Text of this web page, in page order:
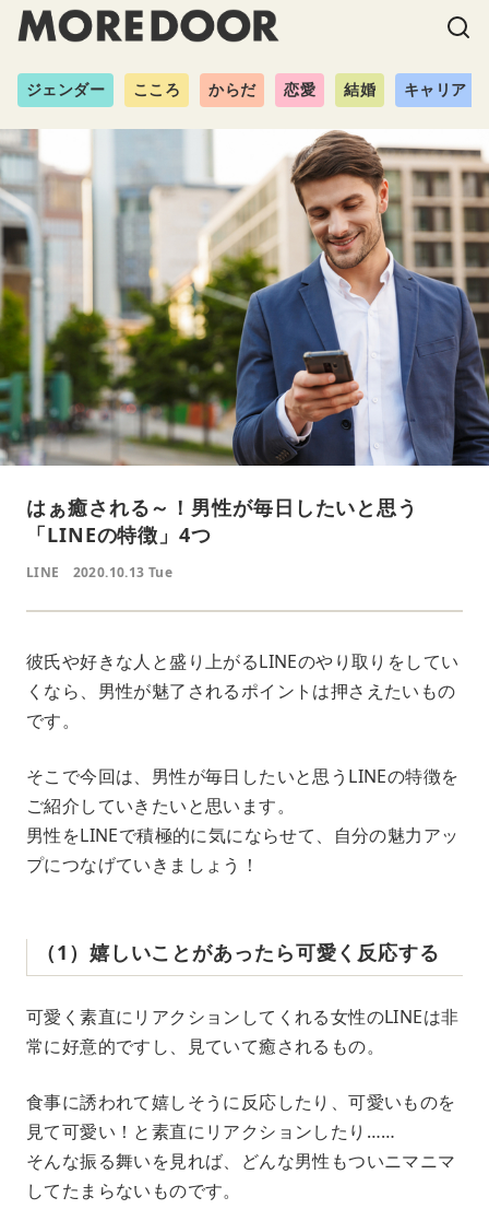
ジェンダー こころ からだ 恋愛 結婚 キャリア
はぁ癒される～！男性が毎日したいと思う
「LINEの特徴」4つ
LINE 2020.10.13 Tue
彼氏や好きな人と盛り上がるLINEのやり取りをしてい
くなら、男性が魅了されるポイントは押さえたいもの
です。
そこで今回は、男性が毎日したいと思うLINEの特徴を
ご紹介していきたいと思います。
男性をLINEで積極的に気にならせて、自分の魅力アッ
プにつなげていきましょう！
（1）嬉しいことがあったら可愛く反応する
可愛く素直にリアクションしてくれる女性のLINEは非
常に好意的ですし、見ていて癒されるもの。
食事に誘われて嬉しそうに反応したり、可愛いものを
見て可愛い！と素直にリアクションしたり……
そんな振る舞いを見れば、どんな男性もついニマニマ
してたまらないものです。